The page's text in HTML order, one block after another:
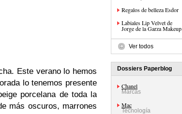
Este verano lo hemos
lo tenemos presente
porcelana de toda la
más oscuros, marrones
Regalos de belleza Esdor
Labiales Lip Velvet de
Jorge de la Garza Makeup
Ver todos
Dossiers Paperblog
Chanel
Marcas
Mac
Tecnología